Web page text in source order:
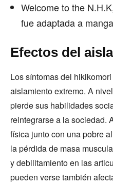
Welcome to the
fue adaptada a
Efectos del
Los síntomas del
aislamiento extremo. A
pierde sus habilidades
reintegrarse a la sociedad.
física junto con una pobre
la pérdida de masa
y debilitamiento en las
pueden verse también